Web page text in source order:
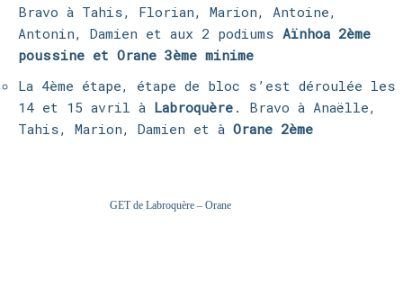
Bravo à Tahis, Florian, Marion, Antoine,
Antonin, Damien et aux 2 podiums Aïnhoa 2ème
poussine et Orane 3ème minime
La 4ème étape, étape de bloc s’est déroulée les
14 et 15 avril à Labroquère . Bravo à Anaëlle,
Tahis, Marion, Damien et à Orane 2ème
GET de Labroquère – Orane